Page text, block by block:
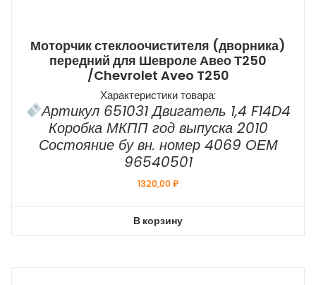
Моторчик стеклоочистителя (дворника)
передний для Шевроле Авео Т250
/Chevrolet Aveo T250
Характеристики товара:
Артикул 651031 Двигатель 1,4 F14D4
Коробка МКПП год выпуска 2010
Состояние бу вн. номер 4069 ОЕМ
96540501
1320,00₽
В корзину